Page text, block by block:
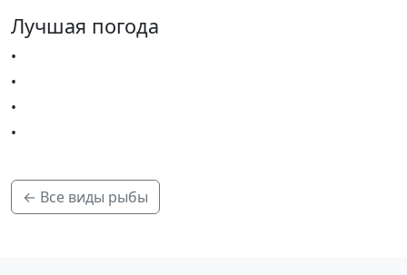
Лучшая погода
•
•
•
•
← Все виды рыбы